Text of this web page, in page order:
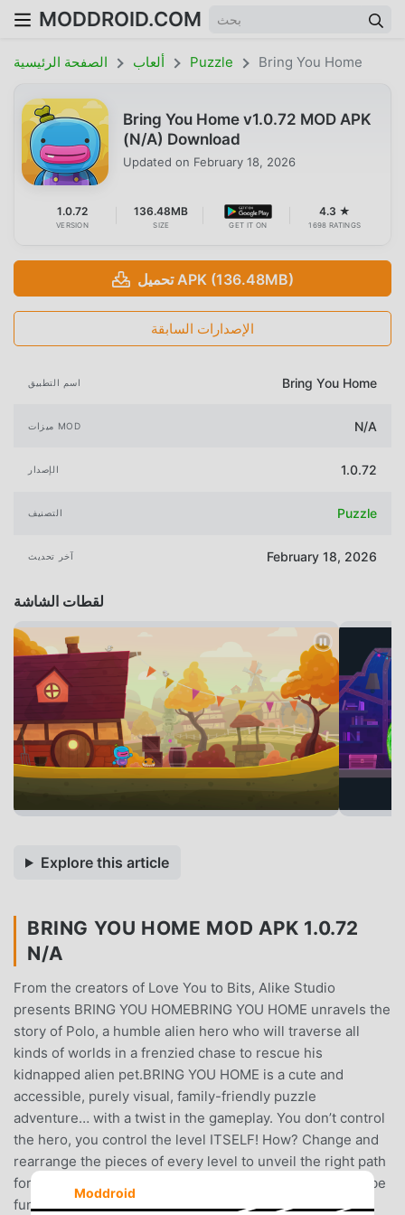
MODDROID.COM
الصفحة الرئيسية ألعاب Puzzle Bring You Home
Bring You Home v1.0.72 MOD APK
(N/A) Download
Updated on February 18, 2026
1.0.72
VERSION
136.48MB
SIZE GET IT ON
4.3 ★
1698 RATINGS
تحميل APK (136.48MB)
الإصدارات السابقة
اسم التطبيق Bring You Home
ميزات MOD N/A
الإصدار 1.0.72
التصنيف Puzzle
آخر تحديث February 18, 2026
لقطات الشاشة
Explore this article
BRING YOU HOME MOD APK 1.0.72
N/A
From the creators of Love You to Bits, Alike Studio
presents BRING YOU HOMEBRING YOU HOME unravels the
story of Polo, a humble alien hero who will traverse all
kinds of worlds in a frenzied chase to rescue his
kidnapped alien pet.BRING YOU HOME is a cute and
accessible, purely visual, family-friendly puzzle
adventure… with a twist in the gameplay. You don’t control
the hero, you control the level ITSELF! How? Change and
rearrange the pieces of every level to unveil the right path
for Polo!With this innovative mechanic, even failing can be
fun! If poor Polo finds a deadly but hilarious fate, just go
Moddroid